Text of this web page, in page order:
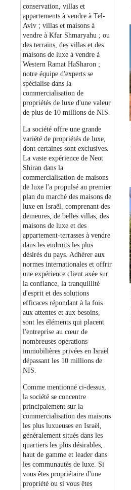
conservation, villas et
appartements à vendre à Tel-
Aviv ; villas et maisons à
vendre à Kfar Shmaryahu ; ou
des terrains, des villas et des
maisons de luxe à vendre à
Western Ramat HaSharon ;
notre équipe d'experts se
spécialise dans la
commercialisation de
propriétés de luxe d'une valeur
de plus de 10 millions de NIS.
La société offre une grande
variété de propriétés de luxe,
dont certaines sont exclusives.
La vaste expérience de Neot
Shiran dans la
commercialisation de maisons
de luxe l'a propulsé au premier
plan du marché des maisons de
luxe en Israël, comprenant des
demeures, de belles villas, des
maisons de luxe et des
appartement-terrasses à vendre
dans les endroits les plus
désirés du pays. Adhérer aux
normes internationales et offrir
une expérience client axée sur
la confiance, la tranquillité
d'esprit et des solutions
efficaces répondant à la fois
aux attentes et aux besoins,
sont les éléments qui placent
l'entreprise au cœur de
nombreuses opérations
immobilières privées en Israël
dépassant les 10 millions de
NIS.
Comme mentionné ci-dessus,
la société se concentre
principalement sur la
commercialisation des maisons
les plus luxueuses en Israël,
généralement situés dans les
quartiers les plus désirables,
haut de gamme et leader dans
les communautés de luxe. Si
vous êtes propriétaire d'une
propriété ou si vous êtes